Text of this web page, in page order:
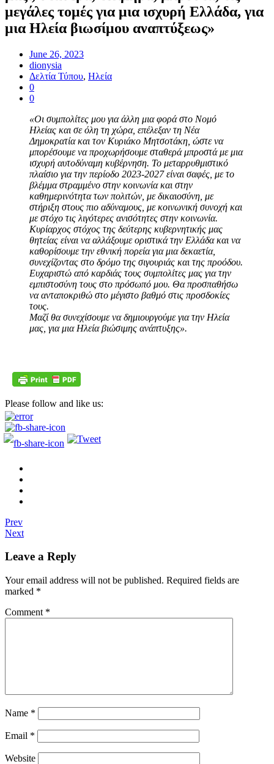
μεγάλες τομές για μια ισχυρή Ελλάδα, για
μια Ηλεία βιωσίμου αναπτύξεως»
June 26, 2023
dionysia
Δελτία Τύπου, Ηλεία
0
0
«Οι συμπολίτες μου για άλλη μια φορά στο Νομό
Ηλείας και σε όλη τη χώρα, επέλεξαν τη Νέα
Δημοκρατία και τον Κυριάκο Μητσοτάκη, ώστε να
μπορέσουμε να προχωρήσουμε σταθεράμπροστά με μια
ισχυρή αυτοδύναμη κυβέρνηση. Το μεταρρυθμιστικό
πλαίσιο για την περίοδο 2023-2027 είναι σαφές, με το
βλέμμα στραμμένο στην κοινωνία και στην
καθημερινότητα των πολιτών, με δικαιοσύνη, με
στήριξη στους πιο αδύναμους, με κοινωνική συνοχή και
με στόχο τις λιγότερες ανισότητες στην κοινωνία.
Κυρίαρχος στόχος της δεύτερης κυβερνητικής μας
θητείας είναι να αλλάξουμε οριστικά την Ελλάδα και να
καθορίσουμε την εθνική πορεία γιαμια δεκαετία,
συνεχίζοντας στο δρόμο της σιγουριάς και της προόδου.
Ευχαριστώ από καρδιάς τους συμπολίτες μας για την
εμπιστοσύνη τους στο πρόσωπό μου. Θαπροσπαθήσω
να ανταποκριθώ στο μέγιστο βαθμό στις προσδοκίες
τους.
Μαζί θα συνεχίσουμενα δημιουργούμε για την Ηλεία
μας, για μια Ηλεία βιώσιμης ανάπτυξης».
Please follow and like us:
Prev
Next
Leave a Reply
Your email address will not be published. Required fields are
marked *
Comment *
Name *
Email *
Website